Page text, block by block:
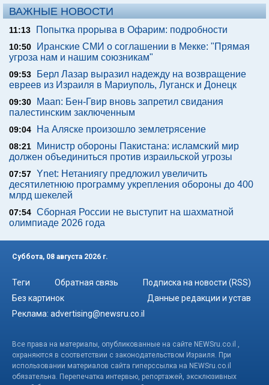
ВАЖНЫЕ НОВОСТИ
11:13 Попытка прорыва в Офарим: подробности
10:50
Иранские СМИ о соглашении в Мекке: "Прямая
угроза нам и нашим союзникам"
09:53
Берл Лазар выразил надежду на возвращение
евреев из Израиля в Мариуполь, Луганск и Донецк
09:30
Maan: Бен-Гвир вновь запретил свидания
палестинским заключенным
09:04 На Аляске произошло землетрясение
08:21
Министр обороны Пакистана: исламский мир
должен объединиться против израильской угрозы
07:57 Ynet: Нетаниягу предложил увеличить
десятилетнюю программу укрепления обороны до 400
млрд шекелей
07:54 Сборная России не выступит на шахматной
олимпиаде 2026 года
Суббота, 08 августа 2026 г.
Теги Обратная связь
Подписка на новости (RSS)
Без картинок
Данные редакции и устав
Реклама: advertising@newsru.co.il
Все права на материалы, опубликованные на сайте NEWSru.co.il ,
охраняются в соответствии с законодательством Израиля. При
использовании материалов сайта гиперссылка на NEWSru.co.il
обязательна. Перепечатка интервью, репортажей, эксклюзивных